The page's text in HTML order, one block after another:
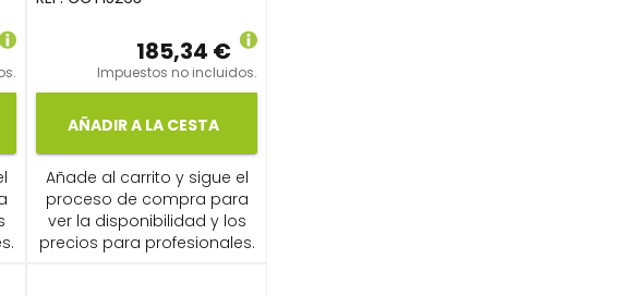
185,34 €
Impuestos no incluidos.
AÑADIR A LA CESTA
Añade al carrito y sigue el
proceso de compra para
ver la disponibilidad y los
precios para profesionales.